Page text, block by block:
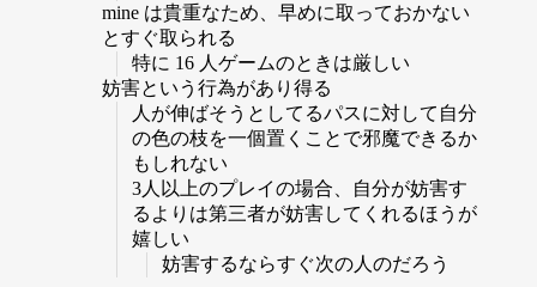
mine は貴重なため、早めに取っておかない
とすぐ取られる
特に 16 人ゲームのときは厳しい
妨害という行為があり得る
人が伸ばそうとしてるパスに対して自分
の色の枝を一個置くことで邪魔できるか
もしれない
3人以上のプレイの場合、自分が妨害す
るよりは第三者が妨害してくれるほうが
嬉しい
妨害するならすぐ次の人のだろう